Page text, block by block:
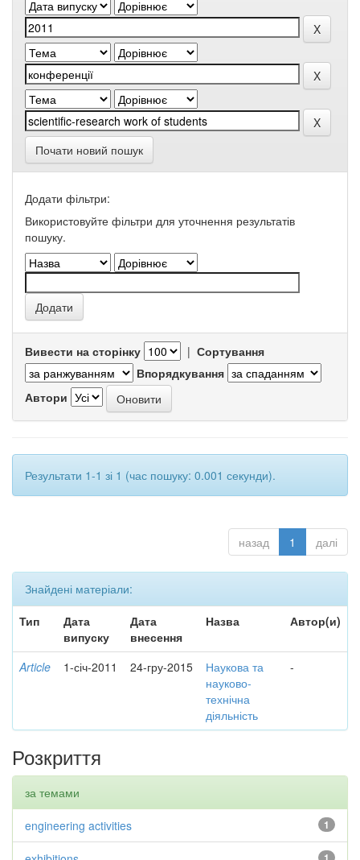
Почати новий пошук
Додати фільтри:
Використовуйте фільтри для уточнення результатів
пошуку.
Вивести на сторінку | Сортування
Впорядкування
Автори
Результати 1-1 зі 1 (час пошуку: 0.001 секунди).
назад 1 далі
Знайдені матеріали:
Тип
Дата
випуску
Дата
внесення
Назва Автор(и)
Article 1-січ-2011 24-гру-2015
Наукова та
науково-
технічна
діяльність
-
Розкриття
за темами
1
engineering activities